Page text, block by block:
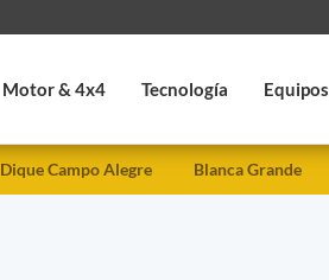
Motor & 4x4 Tecnología Equipos
Dique Campo Alegre Blanca Grande